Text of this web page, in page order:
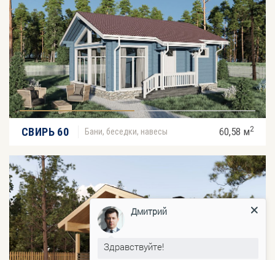
СВИРЬ 60 Бани, беседки, навесы 60,58 м2
Дмитрий
Здравствуйте!